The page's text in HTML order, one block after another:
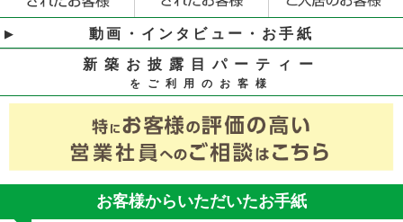
動画・インタビュー・お手紙
新築お披露目パーティー
をご利用のお客様
お客様からいただいたお手紙